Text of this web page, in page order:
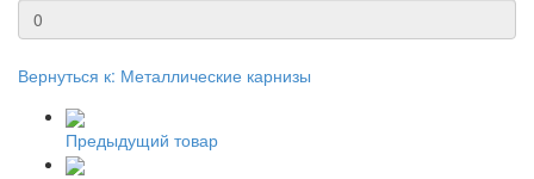
Вернуться к: Металлические карнизы
Предыдущий товар